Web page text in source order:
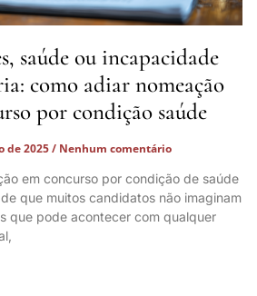
saúde ou incapacidade
como adiar nomeação
por condição saúde
de 2025 Nenhum comentário
em concurso por condição de saúde
que muitos candidatos não imaginam
que pode acontecer com qualquer